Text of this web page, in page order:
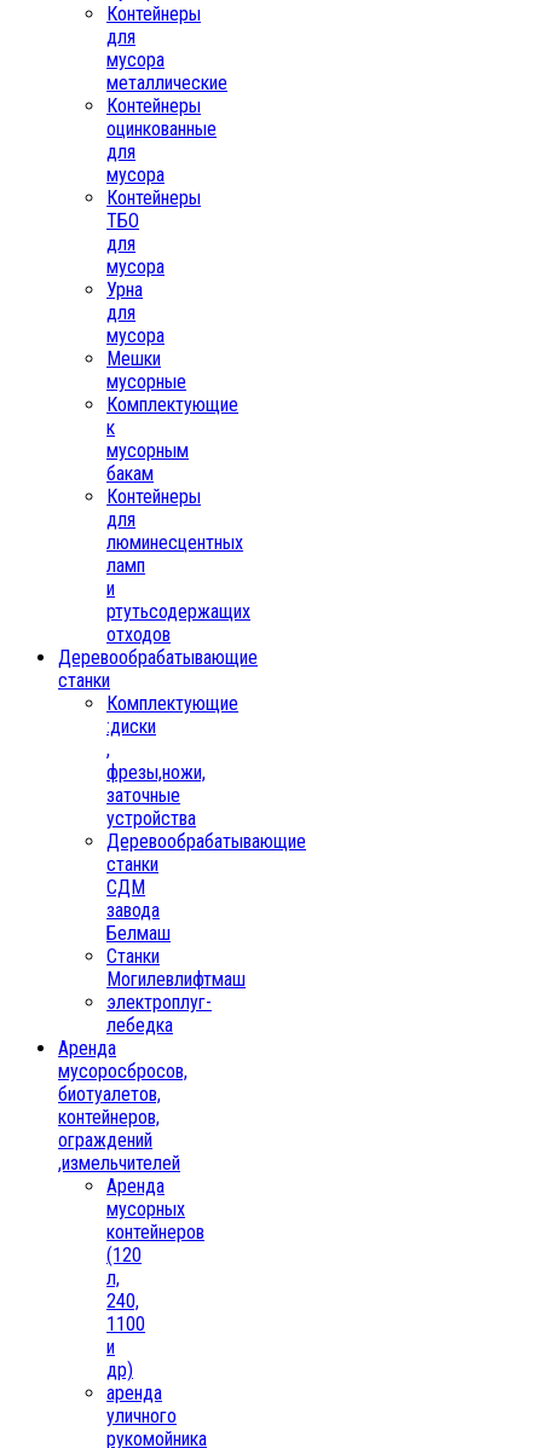
Контейнеры
для
мусора
металлические
Контейнеры
оцинкованные
для
мусора
Контейнеры
ТБО
для
мусора
Урна
для
мусора
Мешки
мусорные
Комплектующие
к
мусорным
бакам
Контейнеры
для
люминесцентных
ламп
и
ртутьсодержащих
отходов
Деревообрабатывающие
станки
Комплектующие
:диски
,
фрезы,ножи,
заточные
устройства
Деревообрабатывающие
станки
СДМ
завода
Белмаш
Станки
Могилевлифтмаш
электроплуг-
лебедка
Аренда
мусоросбросов,
биотуалетов,
контейнеров,
ограждений
,измельчителей
Аренда
мусорных
контейнеров
(120
л,
240,
1100
и
др)
аренда
уличного
рукомойника